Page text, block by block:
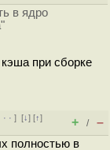
в ядро
при сборке
· ·][↓] [↑]
+ / –
полностью в